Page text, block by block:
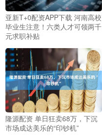
亚新T+0配资APP下载 河南高校
毕业生注意！六类人才可领两千
元求职补贴
隆源配资 单日狂卖68万，下沉
市场成达美乐的“印钞机”